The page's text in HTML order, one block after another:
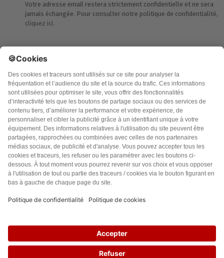
Votre adresse email restera strictement confidentielle et ne sera
jamais échangée. Pour consulter notre politique de confidentialité,
cliquez ici.
Accueil
Politique de confidentialité
Charte des contenus
Cookies